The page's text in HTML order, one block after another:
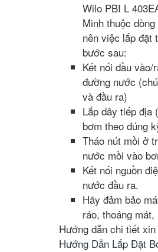
Wilo PBI L
Minh thuộc
nên việc lắp đặt
bước sau:
Kết nối đầu
đường nước
và đầu ra)
Lắp dây tiếp địa
bơm theo đúng
Tháo nút mồi ở
nước mồi vào
Kết nối nguồn
nước đầu ra.
Hãy đảm bảo
ráo, thoáng
Hướng dẫn chi tiết
Hướng Dẫn Lắp Đặt